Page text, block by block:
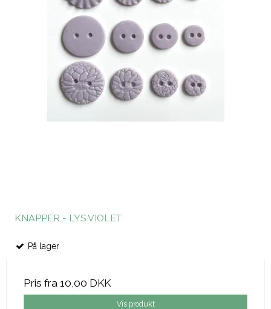
KNAPPER - LYS VIOLET
På lager
Pris fra 10,00 DKK
Vis produkt